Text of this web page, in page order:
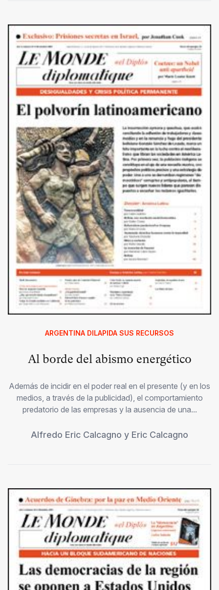
ARGENTINA DILAPIDA SUS RECURSOS
Al borde del abismo energético
Además de incidir en el poder real en el presente (y en los
medios, a través de la publicidad), el comportamiento
predatorio de las empresas y la ausencia de una...
Alfredo Eric Calcagno y Eric Calcagno